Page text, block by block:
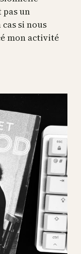
pas un
si nous
mon activité